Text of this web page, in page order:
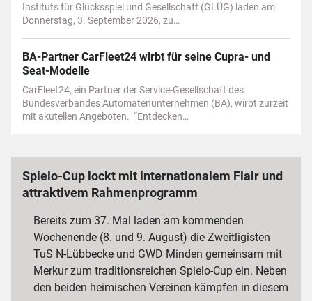
Instituts für Glücksspiel und Gesellschaft (GLÜG) laden am
Donnerstag, 3. September 2026, zu…
BA-Partner CarFleet24 wirbt für seine Cupra- und
Seat-Modelle
CarFleet24, ein Partner der Service-Gesellschaft des
Bundesverbandes Automatenunternehmen (BA), wirbt zurzeit
mit akutellen Angeboten. “Entdecken…
Spielo-Cup lockt mit internationalem Flair und
attraktivem Rahmenprogramm
Bereits zum 37. Mal laden am kommenden
Wochenende (8. und 9. August) die Zweitligisten
TuS N-Lübbecke und GWD Minden gemeinsam mit
Merkur zum traditionsreichen Spielo-Cup ein. Neben
den beiden heimischen Vereinen kämpfen in diesem